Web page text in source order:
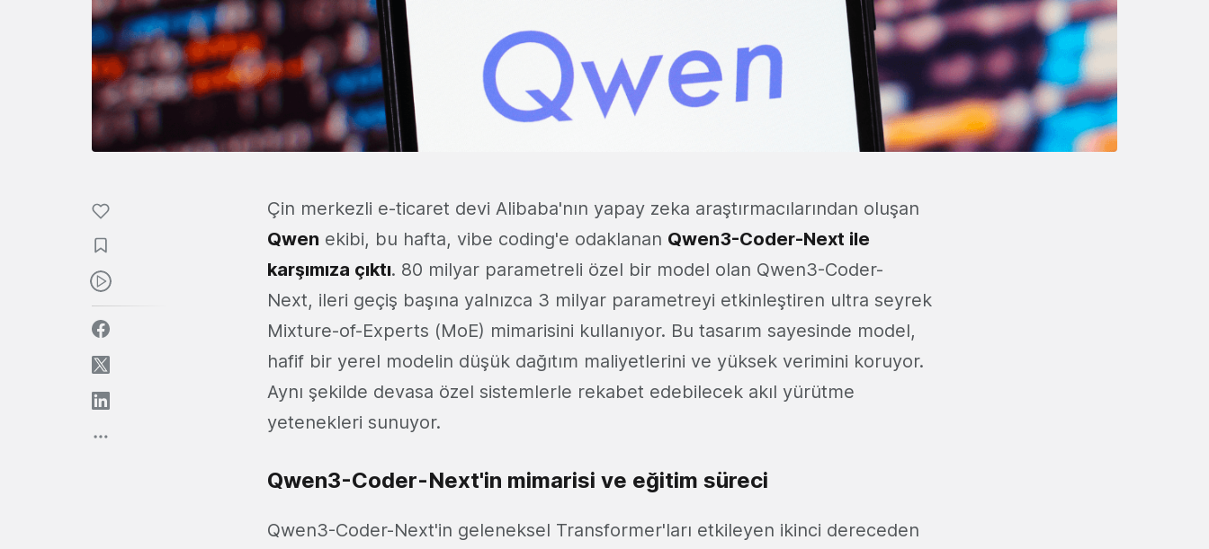
Çin merkezli e-ticaret devi Alibaba'nın yapay zeka araştırmacılarından oluşan
Qwen ekibi, bu hafta, vibe coding'e odaklanan Qwen3-Coder-Next ile
karşımıza çıktı. 80 milyar parametreli özel bir model olan Qwen3-Coder-
Next, ileri geçiş başına yalnızca 3 milyar parametreyi etkinleştiren ultra seyrek
Mixture-of-Experts (MoE) mimarisini kullanıyor. Bu tasarım sayesinde model,
hafif bir yerel modelin düşük dağıtım maliyetlerini ve yüksek verimini koruyor.
Aynı şekilde devasa özel sistemlerle rekabet edebilecek akıl yürütme
yetenekleri sunuyor.
Qwen3-Coder-Next'in mimarisi ve eğitim süreci
Qwen3-Coder-Next'in geleneksel Transformer'ları etkileyen ikinci dereceden